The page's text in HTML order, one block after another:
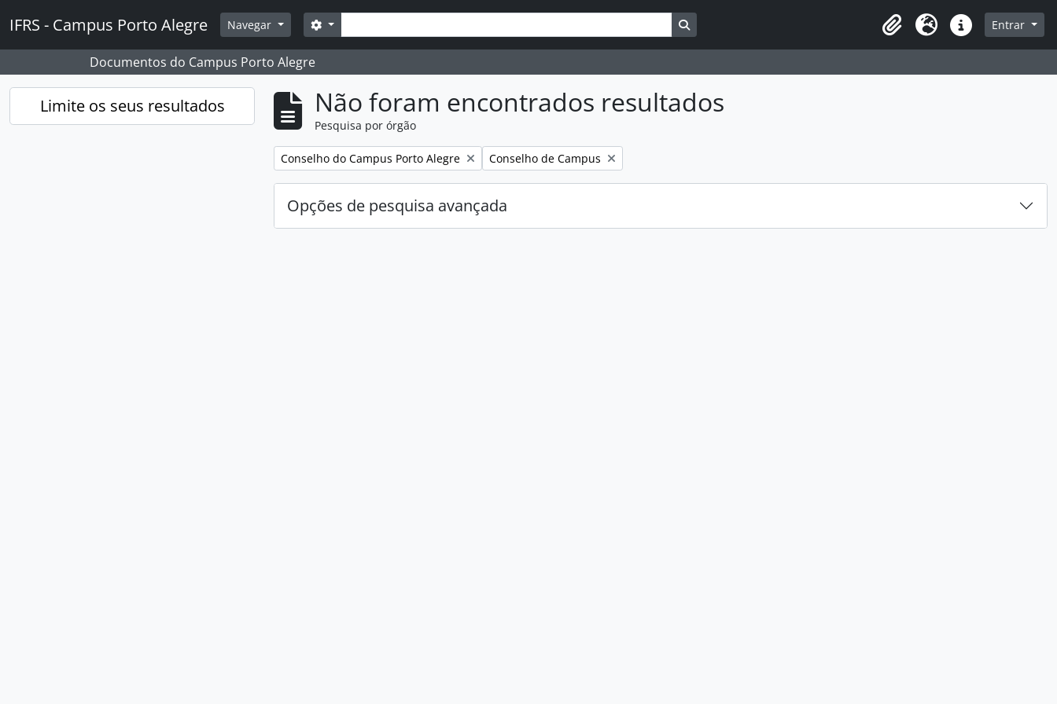
IFRS - Campus Porto Alegre Navegar Pesquisar
Opções de busca Busque na página de navegação
Idioma Ligações rápidas
Entrar
Documentos do Campus Porto Alegre
Limite os seus resultados Não foram encontrados resultados
Pesquisa por órgão
Remover filtro:
Conselho do Campus Porto Alegre Remover filtro:
Conselho de Campus
Opções de pesquisa avançada